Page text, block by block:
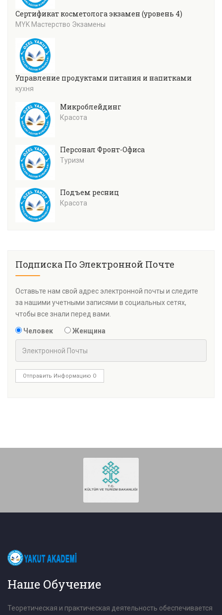
Сертификат косметолога экзамен (уровень 4)
MYK Мастерство Экзамены
Управление продуктами питания и напитками
кухня
Микроблейдинг
Красота
Персонал Фронт-Офиса
Туризм
Подъем ресниц
Красота
Подписка По Электронной Почте
Оставьте нам свой адрес электронной почты и следите
за нашими учетными записями в социальных сетях,
чтобы все знали перед вами.
Человек Женщина
Отправить Информацию О
Наше Обучение
Теоретическая и практическая деятельность обеспечивается